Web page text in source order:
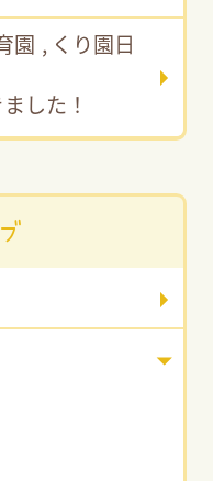
園 , くり園日
した！